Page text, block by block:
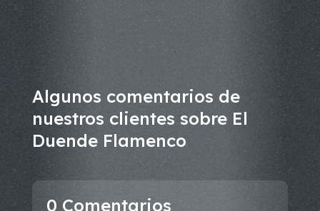
Algunos comentarios de
nuestros clientes sobre El
Duende Flamenco
0 Comentarios